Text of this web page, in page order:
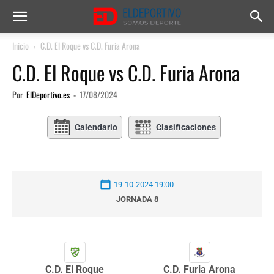
Inicio C.D. El Roque vs C.D. Furia Arona
C.D. El Roque vs C.D. Furia Arona
Por ElDeportivo.es - 17/08/2024
Calendario Clasificaciones
19-10-2024 19:00
JORNADA 8
C.D. El Roque C.D. Furia Arona